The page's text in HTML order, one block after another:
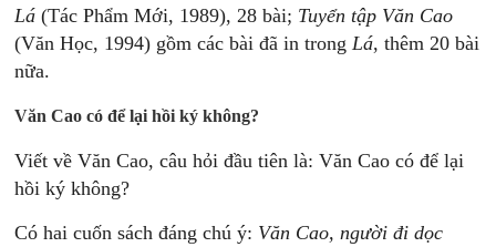
Lá (Tác Phẩm Mới, 1989), 28 bài; Tuyển tập Văn Cao
(Văn Học, 1994) gồm các bài đã in trongLá, thêm 20 bài
nữa.
Văn Cao có để lại hồi ký không?
Viết về Văn Cao, câu hỏi đầu tiên là: Văn Cao có để lại
hồi ký không?
Có hai cuốn sách đáng chú ý: Văn Cao, người đi dọc